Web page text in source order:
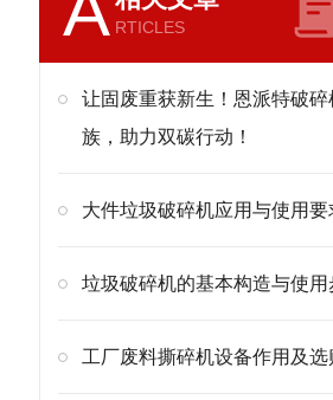
RTICLES
让固废重获新生！恩派特破碎
族，助力双碳行动！
大件垃圾破碎机应用与使用要
垃圾破碎机的基本构造与使用
工厂废料撕碎机设备作用及选